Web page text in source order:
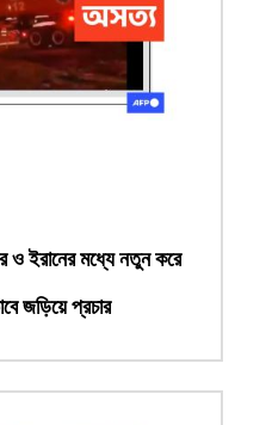
ও ইরানের মধ্যে নতুন করে
জড়িয়ে প্রচার